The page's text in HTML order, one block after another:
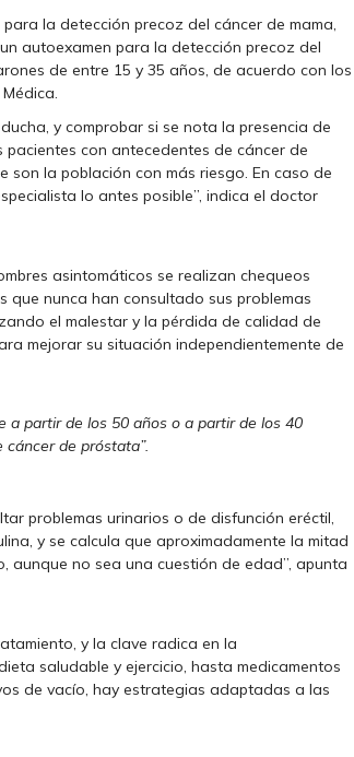
para la detección precoz del cáncer de mama,
autoexamen para la detección precoz del
de entre 15 y 35 años, de acuerdo con los
y comprobar si se nota la presencia de
con antecedentes de cáncer de
la población con más riesgo. En caso de
lo antes posible”, indica el doctor
asintomáticos se realizan chequeos
nunca han consultado sus problemas
el malestar y la pérdida de calidad de
mejorar su situación independientemente de
a partir de los 50 años o a partir de los 40
de próstata”.
problemas urinarios o de disfunción eréctil,
y se calcula que aproximadamente la mitad
aunque no sea una cuestión de edad”, apunta
y la clave radica en la
saludable y ejercicio, hasta medicamentos
de vacío, hay estrategias adaptadas a las